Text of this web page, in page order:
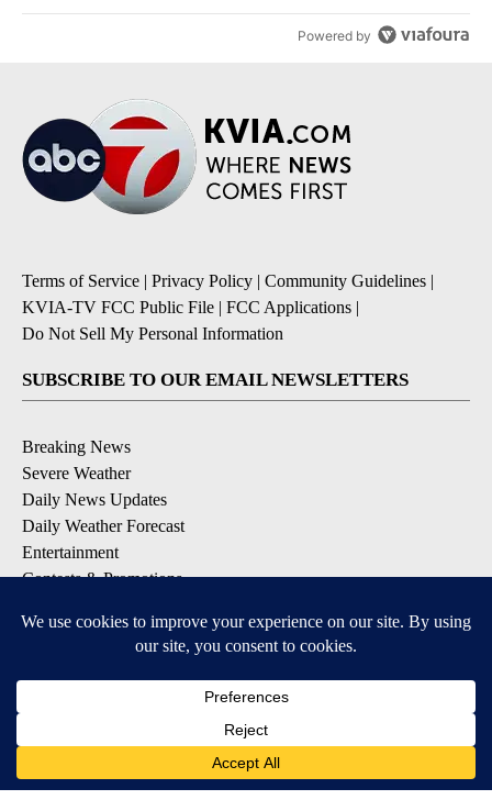
Powered by
Terms of Service | Privacy Policy | Community Guidelines |
KVIA-TV FCC Public File | FCC Applications |
Do Not Sell My Personal Information
SUBSCRIBE TO OUR EMAIL NEWSLETTERS
Breaking News
Severe Weather
Daily News Updates
Daily Weather Forecast
Entertainment
Contests & Promotions
DOWNLOAD OUR APPS
Available for iOS and Android